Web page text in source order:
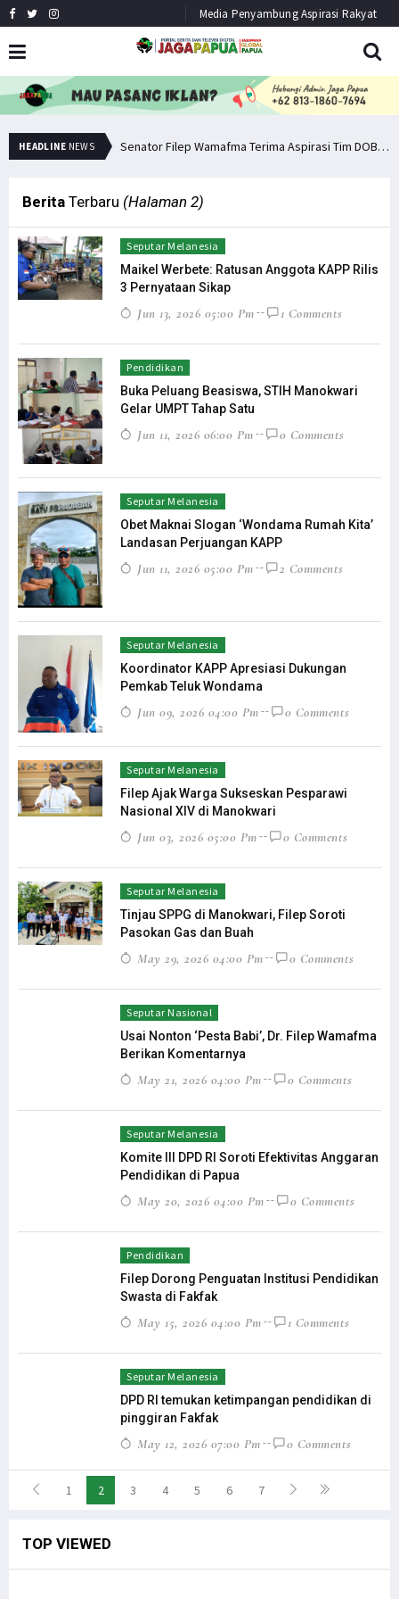
Media Penyambung Aspirasi Rakyat
HEADLINE NEWS Senator Filep: Miras Jelas Sumbang Angka Kematian di Papua Senator Filep Wamafma Terima Aspirasi Tim DOB Manokwari Barat
Berita Terbaru (Halaman 2)
Seputar Melanesia
Maikel Werbete: Ratusan Anggota KAPP Rilis
3 Pernyataan Sikap
Jun 13, 2026 05:00 Pm 1 Comments
Pendidikan
Buka Peluang Beasiswa, STIH Manokwari
Gelar UMPT Tahap Satu
Jun 11, 2026 06:00 Pm 0 Comments
Seputar Melanesia
Obet Maknai Slogan ‘Wondama Rumah Kita’
Landasan Perjuangan KAPP
Jun 11, 2026 05:00 Pm 2 Comments
Seputar Melanesia
Koordinator KAPP Apresiasi Dukungan
Pemkab Teluk Wondama
Jun 09, 2026 04:00 Pm 0 Comments
Seputar Melanesia
Filep Ajak Warga Sukseskan Pesparawi
Nasional XIV di Manokwari
Jun 03, 2026 05:00 Pm 0 Comments
Seputar Melanesia
Tinjau SPPG di Manokwari, Filep Soroti
Pasokan Gas dan Buah
May 29, 2026 04:00 Pm 0 Comments
Seputar Nasional
Usai Nonton ‘Pesta Babi’, Dr. Filep Wamafma
Berikan Komentarnya
May 21, 2026 04:00 Pm 0 Comments
Seputar Melanesia
Komite III DPD RI Soroti Efektivitas Anggaran
Pendidikan di Papua
May 20, 2026 04:00 Pm 0 Comments
Pendidikan
Filep Dorong Penguatan Institusi Pendidikan
Swasta di Fakfak
May 15, 2026 04:00 Pm 1 Comments
Seputar Melanesia
DPD RI temukan ketimpangan pendidikan di
pinggiran Fakfak
May 12, 2026 07:00 Pm 0 Comments
1 2 3 4 5 6 7
TOP VIEWED